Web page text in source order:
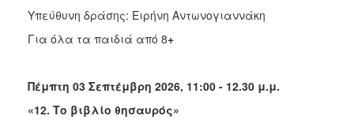
Υπεύθυνη δράσης: Ειρήνη Αντωνογιαννάκη
Για όλα τα παιδιά από 8+
Πέμπτη 03 Σεπτέμβρη 2026, 11:00 - 12.30 μ.μ.
«12. Το βιβλίο θησαυρός»